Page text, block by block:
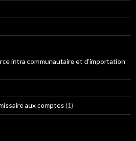
intra communautaire et d'importation
aux comptes (1)